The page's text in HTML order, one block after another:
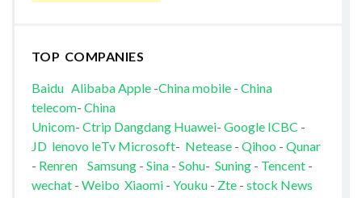
TOP COMPANIES
Baidu AlibabaApple-China mobile- China
telecom- China
Unicom- Ctrip Dangdang Huawei- Google ICBC -
JD lenovo leTv Microsoft- Netease- Qihoo - Qunar
- Renren Samsung- Sina- Sohu- Suning- Tencent-
wechat - Weibo Xiaomi- Youku - Zte- stock News